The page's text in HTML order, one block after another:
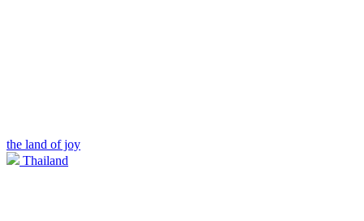
the land of joy
Thailand